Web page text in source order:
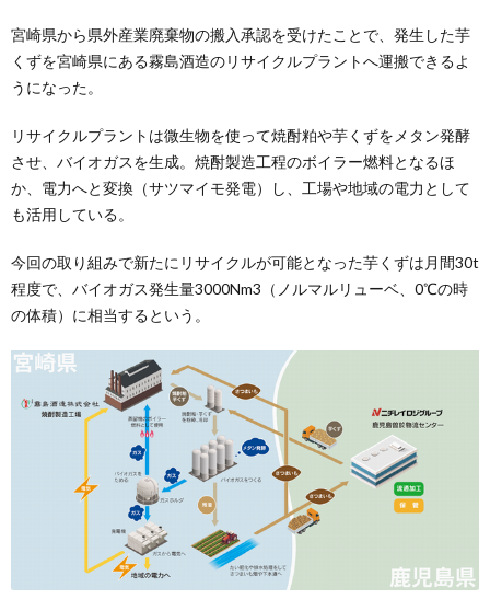
宮崎県から県外産業廃棄物の搬入承認を受けたことで、発生した芋
くずを宮崎県にある霧島酒造のリサイクルプラントへ運搬できるよ
うになった。
リサイクルプラントは微生物を使って焼酎粕や芋くずをメタン発酵
させ、バイオガスを生成。焼酎製造工程のボイラー燃料となるほ
か、電力へと変換（サツマイモ発電）し、工場や地域の電力として
も活用している。
今回の取り組みで新たにリサイクルが可能となった芋くずは月間30t
程度で、バイオガス発生量3000Nm3（ノルマルリューベ、0℃の時
の体積）に相当するという。